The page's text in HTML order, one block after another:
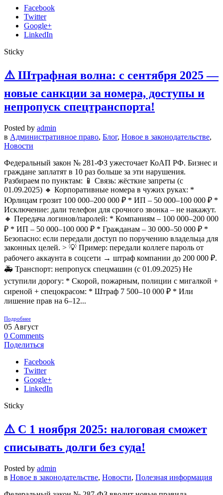
Facebook
Twitter
Google+
LinkedIn
Sticky
⚠️ Штрафная волна: с сентября 2025 —
новые санкции за номера, доступы и
непропуск спецтранспорта!
Posted by admin
в Административное право, Блог, Новое в законодательстве,
Новости
Федеральный закон № 281-ФЗ ужесточает КоАП РФ. Бизнес и
граждане заплатят в 10 раз больше за эти нарушения.
Разбираем по пунктам: 📱 Связь: жёсткие запреты (с
01.09.2025) 🔸 Корпоративные номера в чужих руках: *
Юрлицам грозит 100 000–200 000 ₽ * ИП – 50 000–100 000 ₽ *
Исключение: дали телефон для срочного звонка – не накажут.
🔸 Передача логинов/паролей: * Компаниям – 100 000–200 000
₽ * ИП – 50 000–100 000 ₽ * Гражданам – 30 000–50 000 ₽ *
Безопасно: если передали доступ по поручению владельца для
законных целей. > 💡 Пример: передали коллеге пароль от
рабочего аккаунта в соцсети → штраф компании до 200 000 ₽.
🚑 Транспорт: непропуск спецмашин (с 01.09.2025) Не
уступили дорогу: * Скорой, пожарным, полиции с мигалкой +
сиреной + спецокрасом: * Штраф 7 500–10 000 ₽ * Или
лишение прав на 6–12...
Подробнее
05 Август
0 Comments
Поделиться
Facebook
Twitter
Google+
LinkedIn
Sticky
⚠️ С 1 ноября 2025: налоговая сможет
списывать долги без суда!
Posted by admin
в Новое в законодательстве, Новости, Полезная информация